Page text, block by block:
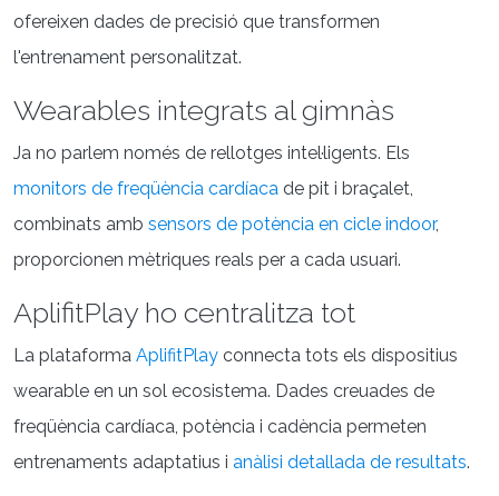
ofereixen dades de precisió que transformen
l'entrenament personalitzat.
Wearables integrats al gimnàs
Ja no parlem només de rellotges intel·ligents. Els
monitors de freqüència cardíaca de pit i braçalet,
combinats amb sensors de potència en cicle indoor,
proporcionen mètriques reals per a cada usuari.
AplifitPlay ho centralitza tot
La plataforma AplifitPlay connecta tots els dispositius
wearable en un sol ecosistema. Dades creuades de
freqüència cardíaca, potència i cadència permeten
entrenaments adaptatius i anàlisi detallada de resultats.